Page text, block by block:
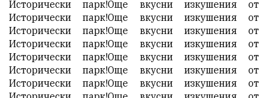
Исторически парк!Още вкусни изкушения от
Исторически парк!Още вкусни изкушения от
Исторически парк!Още вкусни изкушения от
Исторически парк!Още вкусни изкушения от
Исторически парк!Още вкусни изкушения от
Исторически парк!Още вкусни изкушения от
Исторически парк!Още вкусни изкушения от